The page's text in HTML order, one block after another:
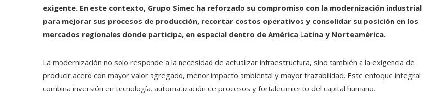
exigente. En este contexto, Grupo Simec ha reforzado su compromiso con la modernización industrial
para mejorar sus procesos de producción, recortar costos operativos y consolidar su posición en los
mercados regionales donde participa, en especial dentro de América Latina y Norteamérica.
La modernización no solo responde a la necesidad de actualizar infraestructura, sino también a la exigencia de
producir acero con mayor valor agregado, menor impacto ambiental y mayor trazabilidad. Este enfoque integral
combina inversión en tecnología, automatización de procesos y fortalecimiento del capital humano.